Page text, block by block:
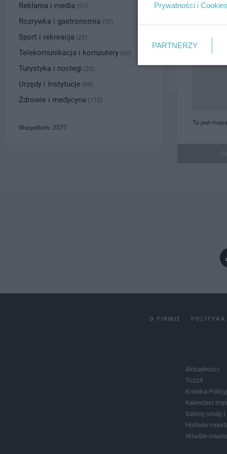
To jest
Reklama i media (51)
Rozrywka i gastronomia (70)
Sport i rekreacja (23)
Telekomunikacja i komputery (60)
Turystyka i noclegi (20)
Urzędy i Instytucje (89)
Zdrowie i medycyna (175)
Wszystkich: 2377
O FIRMIE POLITYKA
Aktualności
Tcz24
Kronika
Kalendarz
Salony urody i
Historia
Władze
Prywatności i Cookies
PARTNERZY